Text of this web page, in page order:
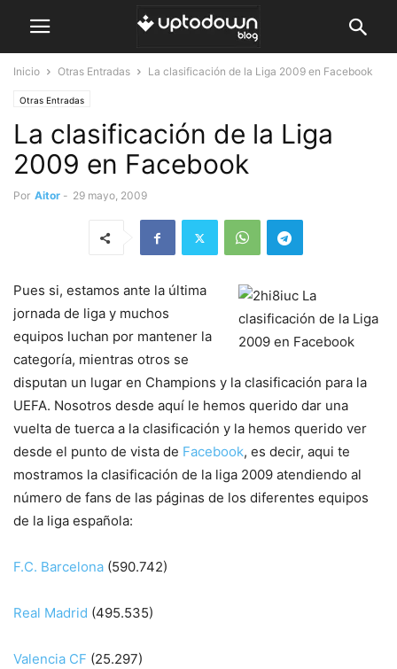
Inicio Otras Entradas La clasificación de la Liga 2009 en Facebook
Otras Entradas
La clasificación de la Liga
2009 en Facebook
Por Aitor - 29 mayo, 2009
Pues si, estamos ante la última
jornada de liga y muchos
equipos luchan por mantener la
categoría, mientras otros se
disputan un lugar en Champions y la clasificación para la
UEFA. Nosotros desde aquí le hemos querido dar una
vuelta de tuerca a la clasificación y la hemos querido ver
desde el punto de vista de Facebook, es decir, aqui te
mostramos la clasificación de la liga 2009 atendiendo al
número de fans de las páginas de los diferentes equipos
de la liga española:
F.C. Barcelona (590.742)
Real Madrid (495.535)
Valencia CF (25.297)